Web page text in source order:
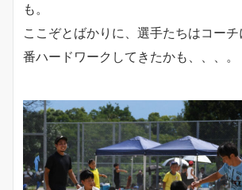
も。
ここぞとばかりに、選手たちはコー
番ハードワークしてきたかも、、、。